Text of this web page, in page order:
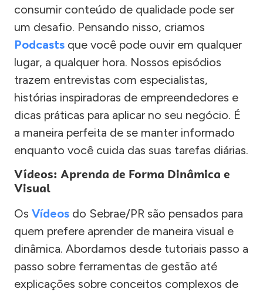
consumir conteúdo de qualidade pode ser
um desafio. Pensando nisso, criamos
Podcasts que você pode ouvir em qualquer
lugar, a qualquer hora. Nossos episódios
trazem entrevistas com especialistas,
histórias inspiradoras de empreendedores e
dicas práticas para aplicar no seu negócio. É
a maneira perfeita de se manter informado
enquanto você cuida das suas tarefas diárias.
Vídeos: Aprenda de Forma Dinâmica e
Visual
Os Vídeos do Sebrae/PR são pensados para
quem prefere aprender de maneira visual e
dinâmica. Abordamos desde tutoriais passo a
passo sobre ferramentas de gestão até
explicações sobre conceitos complexos de